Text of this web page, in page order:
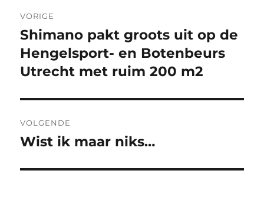
navigatie
VORIGE
Vorig
bericht:
Shimano pakt groots uit op de
Hengelsport- en Botenbeurs
Utrecht met ruim 200 m2
VOLGENDE
Volgend
Wist ik maar niks…